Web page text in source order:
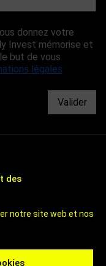
des
notre site web et nos
donnez votre
Invest mémorise et
but de vous
légales
Valider
ROUEN
INVEST IN ROUEN